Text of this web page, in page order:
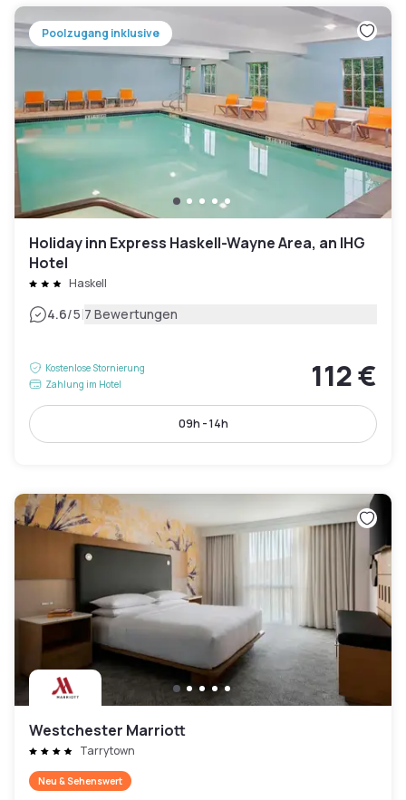
Poolzugang inklusive
Holiday inn Express Haskell-Wayne Area, an IHG
Hotel
Haskell
4.6/5|7 Bewertungen
Kostenlose Stornierung
Zahlung im Hotel
112 €
09h - 14h
Westchester Marriott
Tarrytown
Neu & Sehenswert